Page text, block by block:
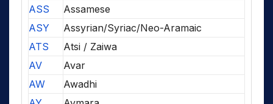
ASS
Assamese
ASY
Assyrian/Syriac/Neo-Aramaic
ATS
Atsi / Zaiwa
AV
Avar
AW
Awadhi